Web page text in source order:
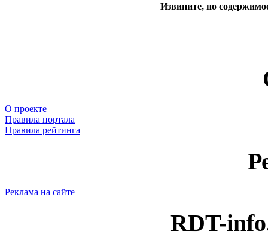
Извините, но
О проекте
Правила портала
Правила рейтинга
Реклама на сайте
RDT-